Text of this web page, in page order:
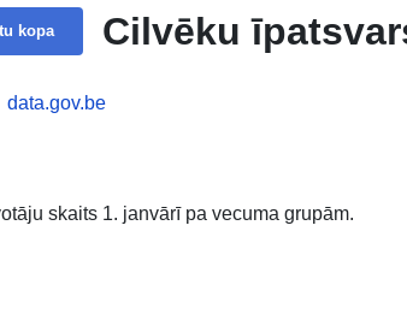
kopa Cilvēku
data.gov.be
skaits 1. janvārī pa vecuma grupām.